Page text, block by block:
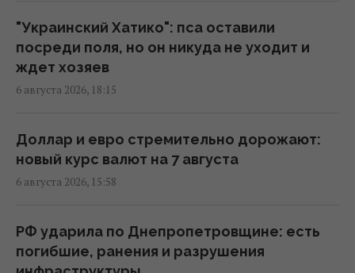
можно ставить без согласия соседей, а
когда нельзя
07:50 пятница, 07 августа 2026
рассказали Reuters об охоте российских
дронов
07:46 пятница, 07 августа 2026
Июньский оптимизм украинцев улетучился,
перелома в войне нет, – немецкий эксперт
05:25 пятница, 07 августа 2026
"Украинский Хатико": пса оставили
посреди поля, но он никуда не уходит и
ждет хозяев
6 августа 2026, 18:15
Доллар и евро стремительно дорожают:
новый курс валют на 7 августа
6 августа 2026, 15:58
РФ ударила по Днепропетровщине: есть
погибшие, ранения и разрушения